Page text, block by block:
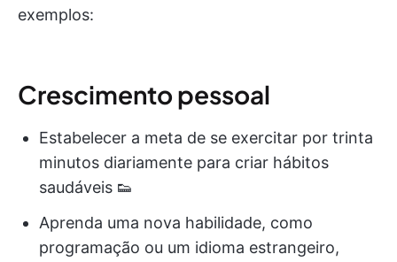
exemplos:
Crescimento pessoal
Estabelecer a meta de se exercitar por trinta
minutos diariamente para criar hábitos
saudáveis 👟
Aprenda uma nova habilidade, como
programação ou um idioma estrangeiro,